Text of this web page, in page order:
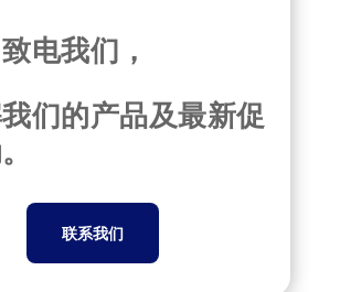
电我们，
们的产品及最新促
联系我们